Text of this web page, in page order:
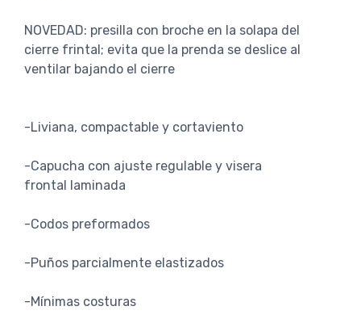
NOVEDAD: presilla con broche en la solapa del
cierre frintal; evita que la prenda se deslice al
ventilar bajando el cierre
-Liviana, compactable y cortaviento
-Capucha con ajuste regulable y visera
frontal laminada
-Codos preformados
-Puños parcialmente elastizados
-Mínimas costuras